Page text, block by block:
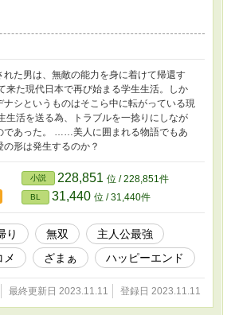
れた男は、無敵の能力を身に着けて帰還す
来た現代日本で再び始まる学生生活。しか
ナシというものはそこら中に転がっている現
生活を送る為、トラブルを一捻りにしなが
であった。 ……美人に囲まれる物語でもあ
形は発生するのか？
小説 228,851 位 / 228,851件
BL 31,440 位 / 31,440件
り 無双
主人公最強
メ ざまぁ ハッピーエンド
最終更新日 2023.11.11 登録日 2023.11.11